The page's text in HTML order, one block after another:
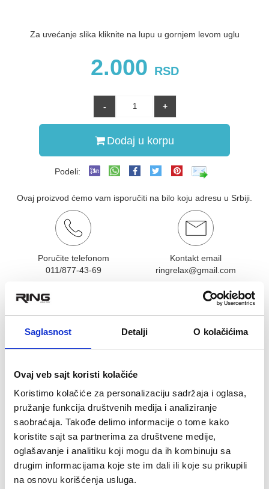
Saglasnost Detalji O kolačićima
Ovaj veb sajt koristi kolačiće
Koristimo kolačiće za personalizaciju sadržaja i oglasa,
pružanje funkcija društvenih medija i analiziranje
saobraćaja. Takođe delimo informacije o tome kako
koristite sajt sa partnerima za društvene medije,
oglašavanje i analitiku koji mogu da ih kombinuju sa
drugim informacijama koje ste im dali ili koje su prikupili
na osnovu korišćenja usluga.
Za uvećanje slika kliknite na lupu u gornjem levom uglu
2.000 RSD
Dodaj u korpu
Podeli:
Ovaj proizvod ćemo vam isporučiti na bilo koju adresu u Srbiji.
Poručite telefonom
011/877-43-69
Kontakt email
ringrelax@gmail.com
OCENA KORISNIKA: ★★★★
OPIS PROIZVODA
RING gas sa kablovima za električni
trotinet RX 8- RX 8-PAR7
Odgovara trotinetu RX8